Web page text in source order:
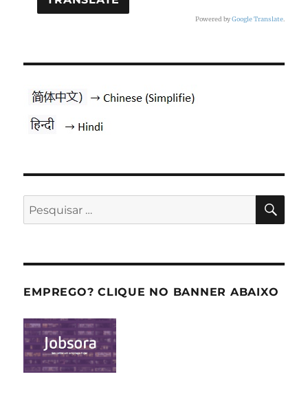
Powered byGoogle Translate.
Pesquisar
por:
EMPREGO? CLIQUE NO BANNER ABAIXO